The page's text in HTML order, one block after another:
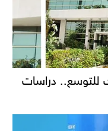
للتوسع.. دراسات